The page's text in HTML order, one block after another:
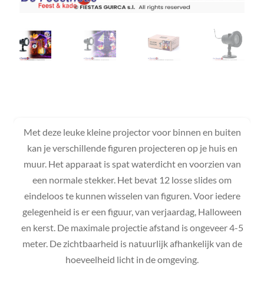
Met deze leuke kleine projector voor binnen en buiten
kan je verschillende figuren projecteren op je huis en
muur. Het apparaat is spat waterdicht en voorzien van
een normale stekker. Het bevat 12 losse slides om
eindeloos te kunnen wisselen van figuren. Voor iedere
gelegenheid is er een figuur, van verjaardag, Halloween
en kerst. De maximale projectie afstand is ongeveer 4-5
meter. De zichtbaarheid is natuurlijk afhankelijk van de
hoeveelheid licht in de omgeving.